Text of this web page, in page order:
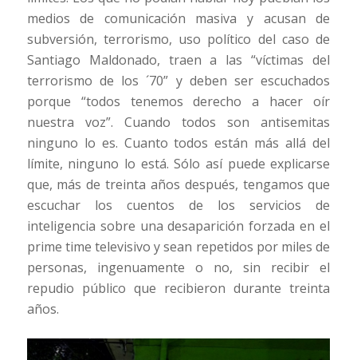
medios de comunicación masiva y acusan de
subversión, terrorismo, uso político del caso de
Santiago Maldonado, traen a las “víctimas del
terrorismo de los ´70” y deben ser escuchados
porque “todos tenemos derecho a hacer oír
nuestra voz”. Cuando todos son antisemitas
ninguno lo es. Cuanto todos están más allá del
límite, ninguno lo está. Sólo así puede explicarse
que, más de treinta años después, tengamos que
escuchar los cuentos de los servicios de
inteligencia sobre una desaparición forzada en el
prime time televisivo y sean repetidos por miles de
personas, ingenuamente o no, sin recibir el
repudio público que recibieron durante treinta
años.